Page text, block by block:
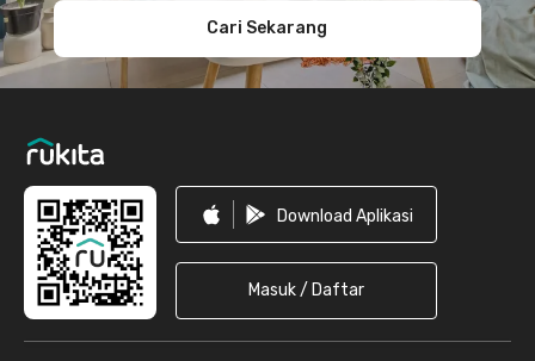
Cari Sekarang
Download Aplikasi
Masuk / Daftar